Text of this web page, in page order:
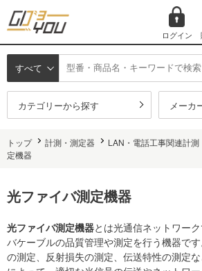
ログイン
すべて
カテゴリーから探す メーカ
トップ 計測・測定器 LAN・電話工事関連計測
定機器
光ファイバ測定機器
光ファイバ測定機器とは光通信ネットワー
バケーブルの品質管理や測定を行う機器で
の測定、反射損失の測定、伝送特性の測定